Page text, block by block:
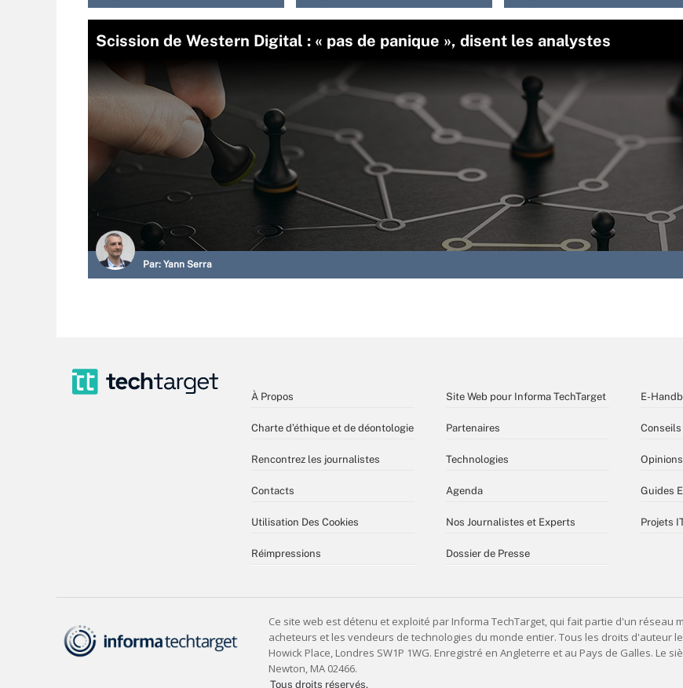
Scission de Western Digital : « pas de panique », disent les analystes
Par: Yann Serra
À Propos
Charte d’éthique et de déontologie
Rencontrez les journalistes
Contacts
Utilisation Des Cookies
Réimpressions
Site Web pour Informa TechTarget
Partenaires
Technologies
Agenda
Nos Journalistes et Experts
Dossier de Presse
E-
Conseils
Opinions
Guides
Projets
Tous droits réservés,